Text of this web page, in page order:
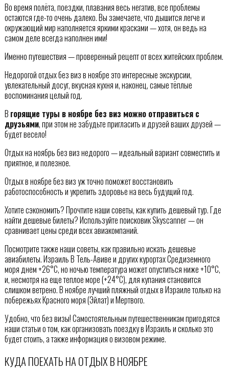
Во время полёта, поездки, плавания весь негатив, все проблемы
остаются где-то очень далеко. Вы замечаете, что дышится легче и
окружающий мир наполняется яркими красками — хотя, он ведь на
самом деле всегда наполнен ими!
Именно путешествия — проверенный рецепт от всех житейских проблем.
Недорогой отдых без виз в ноябре это интересные экскурсии,
увлекательный досуг, вкусная кухня и, наконец, самые тёплые
воспоминания целый год.
В горящие туры в ноябре без виз можно отправиться с
друзьями, при этом не забудьте пригласить и друзей ваших друзей —
будет весело!
Отдых на ноябрь без виз недорого — идеальный вариант совместить и
приятное, и полезное.
Отдых в ноябре без виз уж точно поможет восстановить
работоспособность и укрепить здоровье на весь будущий год.
Хотите сэкономить? Прочтите наши советы, как купить дешевый тур. Где
найти дешевые билеты? Используйте поисковик Skyscanner — он
сравнивает цены среди всех авиакомпаний.
Посмотрите также наши советы, как правильно искать дешевые
авиабилеты. Израиль В Тель-Авиве и других курортах Средиземного
моря днем +26°С, но ночью температура может опуститься ниже +10°С,
и, несмотря на еще теплое море (+24°С), для купания становится
слишком ветрено. В ноябре лучший пляжный отдых в Израиле только на
побережьях Красного моря (Эйлат) и Мертвого.
Удобно, что без визы! Самостоятельным путешественникам пригодятся
наши статьи о том, как организовать поездку в Израиль и сколько это
будет стоить, а также информация о визовом режиме.
КУДА ПОЕХАТЬ НА ОТДЫХ В НОЯБРЕ